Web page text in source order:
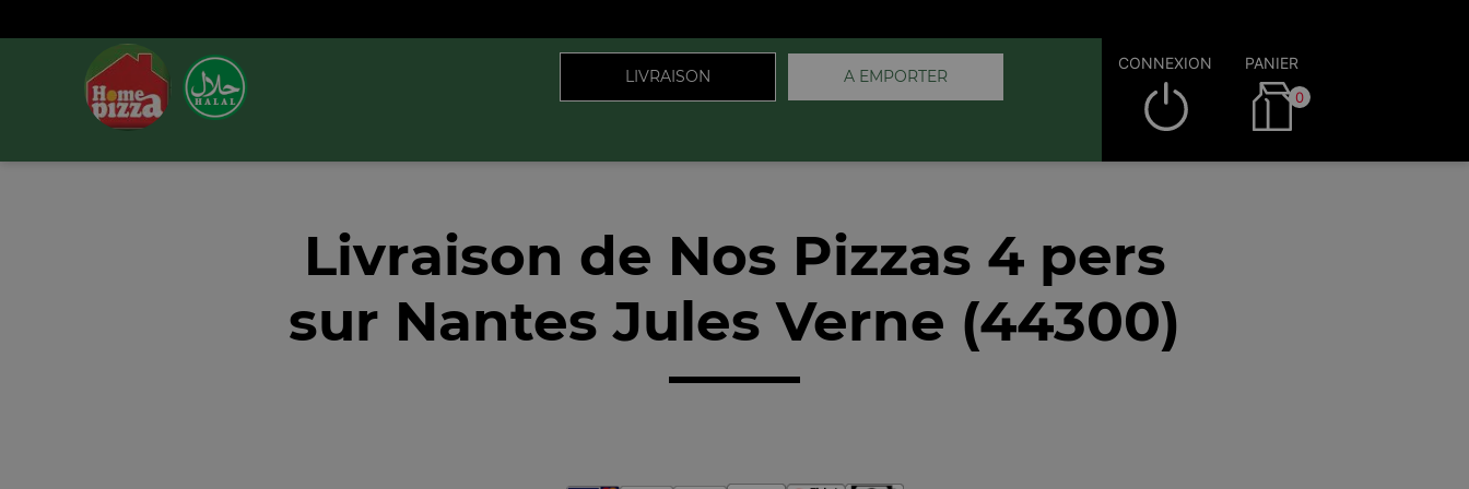
LIVRAISON A EMPORTER
CONNEXION PANIER
0
Livraison de Nos Pizzas 4 pers
sur Nantes Jules Verne (44300)